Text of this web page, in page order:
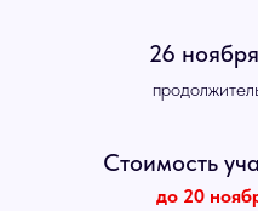
до 20
26
Стоимость